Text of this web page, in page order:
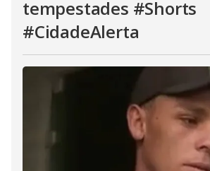
tempestades #Shorts
#CidadeAlerta